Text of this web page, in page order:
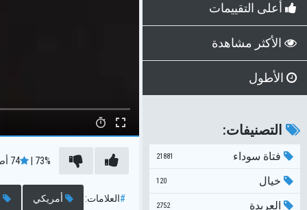
73%
74
#العلامات: أمريكي
أعلى التقييمات
الأكثر مشاهدة
الأطول
التصنيفات:
فتاة سوداء 21881
خيال 120
العربدة 2752